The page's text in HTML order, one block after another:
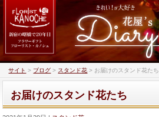
サイト > ブログ > スタンド花 > お届けのスタンド花たち
お届けのスタンド花たち